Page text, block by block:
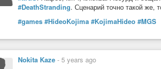
#DeathStranding. Сценарий точно такой же,
#games #HideoKojima #KojimaHideo #MGS
Nokita Kaze - 5 years ago